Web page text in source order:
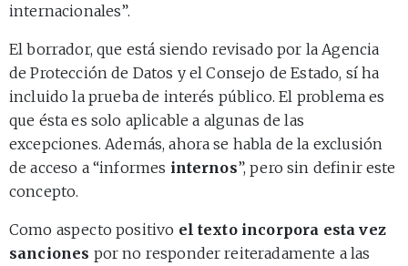
internacionales”.
El borrador, que está siendo revisado por la Agencia
de Protección de Datos y el Consejo de Estado, sí ha
incluido la prueba de interés público. El problema es
que ésta es solo aplicable a algunas de las
excepciones. Además, ahora se habla de la exclusión
de acceso a “informes internos”, pero sin definir este
concepto.
Como aspecto positivo el texto incorpora esta vez
sanciones por no responder reiteradamente a las